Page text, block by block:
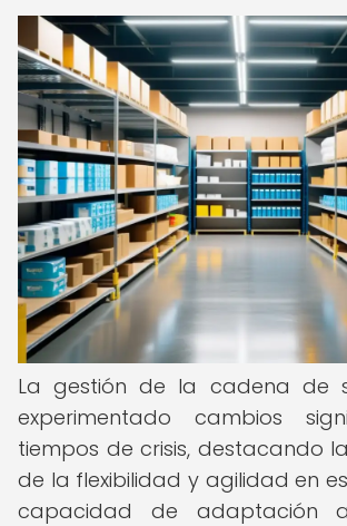
La gestión de la cadena de
experimentado cambios
tiempos de crisis, destacando
de la flexibilidad y agilidad en
capacidad de adaptación a